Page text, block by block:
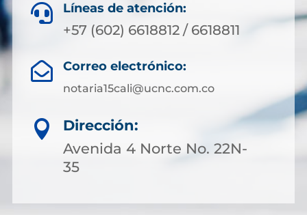
 Líneas de atención:
+57 (602) 6618812 / 6618811
 Correo electrónico:
notaria15cali@ucnc.com.co

Dirección:
Avenida 4 Norte No. 22N-
35